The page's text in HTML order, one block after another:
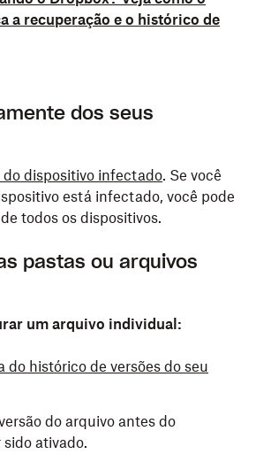
a recuperação e o histórico de
dos seus
dispositivo infectado. Se você
está infectado, você pode
todos os dispositivos.
pastas ou arquivos
um arquivo individual:
do histórico de versões do seu
do arquivo antes do
ativado.